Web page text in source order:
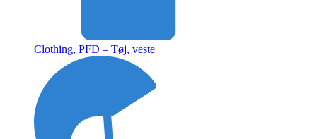
Clothing, PFD – Tøj, veste